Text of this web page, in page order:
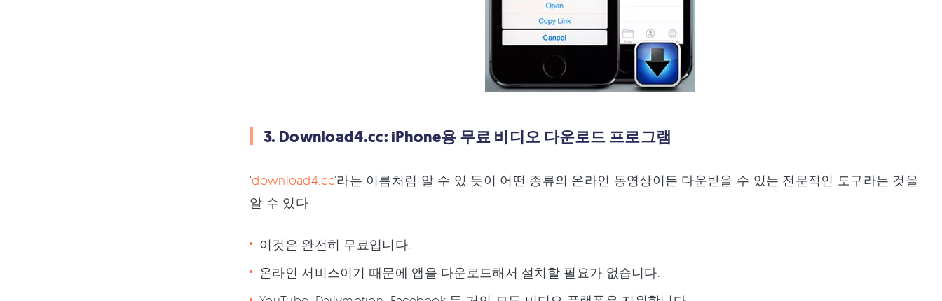
3. Download4.cc: iPhone용 무료 비디오 다운로드 프로그램
'download4.cc'라는 이름처럼 알 수 있 듯이 어떤 종류의 온라인 동영상이든 다운받을 수 있는 전문적인 도구라는 것을
알 수 있다.
이것은 완전히 무료입니다.
온라인 서비스이기 때문에 앱을 다운로드해서 설치할 필요가 없습니다.